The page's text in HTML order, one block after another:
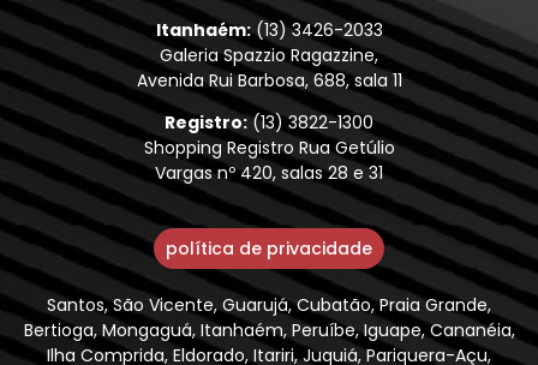
Itanhaém:(13) 3426-2033
Galeria Spazzio Ragazzine,
Avenida Rui Barbosa, 688, sala 11
Registro:(13) 3822-1300
Shopping Registro Rua Getúlio
Vargas nº 420, salas 28 e 31
política de privacidade
Santos, São Vicente, Guarujá, Cubatão, Praia Grande,
Bertioga, Mongaguá, Itanhaém, Peruíbe, Iguape, Cananéia,
Ilha Comprida, Eldorado, Itariri, Juquiá, Pariquera-Açu,